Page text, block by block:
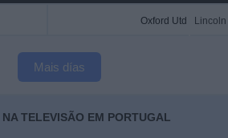
Oxford Utd Lincoln
Mais días
TELEVISÃO EM PORTUGAL